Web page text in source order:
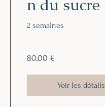
n du sucre
2 semaines
80,00 €
Voir les détails